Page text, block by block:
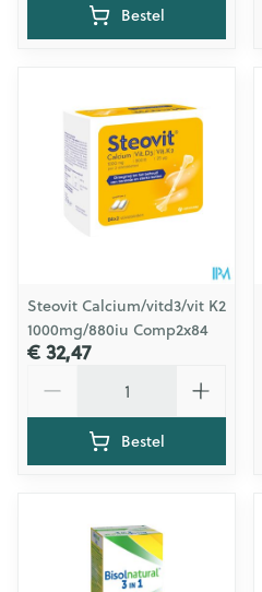
Bestel
Steovit Calcium/vitd3/vit K2
1000mg/880iu Comp2x84
€ 32,47
Bestel